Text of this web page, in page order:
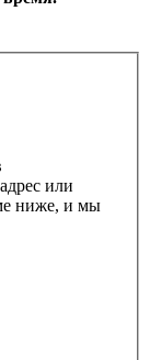
или
ниже, и мы